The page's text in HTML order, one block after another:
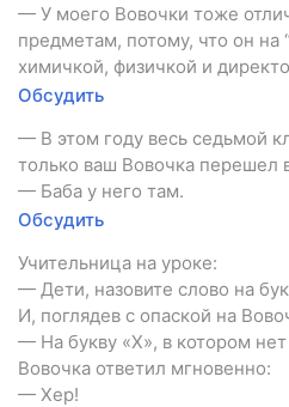
— У моего Вовочки тоже
предметам, потому, что он на
химичкой, физичкой и
Обсудить
— В этом году весь седьмой
только ваш Вовочка перешел
— Баба у него там.
Обсудить
Учительница на уроке:
— Дети, назовите слово на
И, поглядев с опаской на
— На букву «Х», в котором нет
Вовочка ответил мгновенно:
— Хер!